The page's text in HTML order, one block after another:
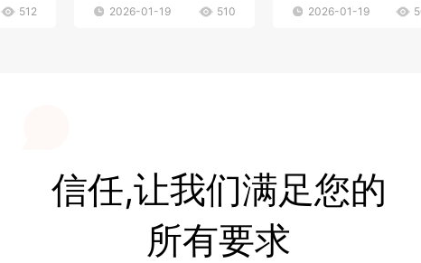
512 2026-01-19 510 2026-01-19
信任,让我们满足您的
所有要求